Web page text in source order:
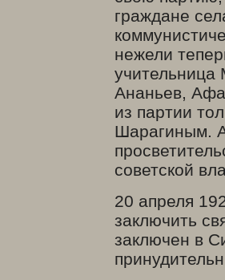
граждане
нежели
Ананьев,
из партии
Шарагиным.
советской
20 апреля
заключить
заключен в